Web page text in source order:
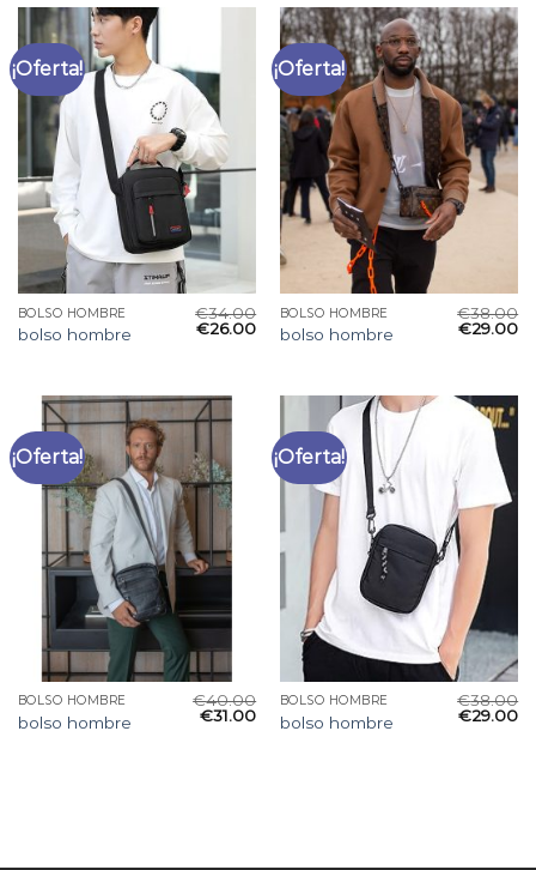
¡Oferta!
BOLSO HOMBRE
bolso hombre
€34.00
€26.00
¡Oferta!
BOLSO HOMBRE
bolso hombre
€38.00
€29.00
¡Oferta!
BOLSO HOMBRE
bolso hombre
€40.00
€31.00
¡Oferta!
BOLSO HOMBRE
bolso hombre
€38.00
€29.00